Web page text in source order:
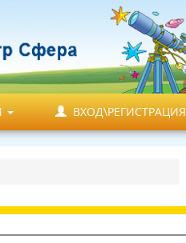
ВХОД\РЕГИСТРАЦИЯ